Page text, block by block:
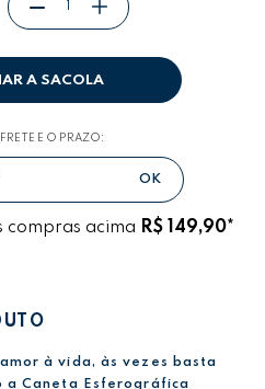
A SACOLA
E O PRAZO:
compras acima R$ 149,90*
à vida, às vezes basta
a Caneta Esferográfica